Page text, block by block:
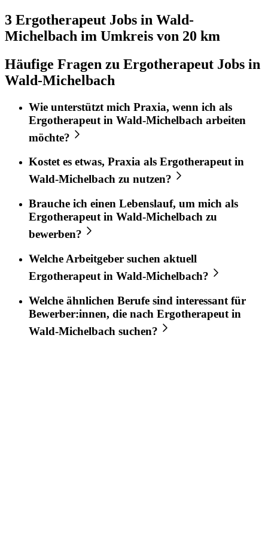
3 Ergotherapeut Jobs in Wald-
Michelbach im Umkreis von 20 km
Häufige Fragen zu Ergotherapeut Jobs in
Wald-Michelbach
Wie unterstützt mich Praxia, wenn ich als
Ergotherapeut in Wald-Michelbach arbeiten
möchte?
Kostet es etwas, Praxia als Ergotherapeutin
Wald-Michelbach zu nutzen?
Brauche ich einen Lebenslauf, um mich als
Ergotherapeut in Wald-Michelbach zu
bewerben?
Welche Arbeitgeber suchen aktuell
Ergotherapeut in Wald-Michelbach?
Welche ähnlichen Berufe sind interessant für
Bewerber:innen, die nach Ergotherapeut in
Wald-Michelbach suchen?